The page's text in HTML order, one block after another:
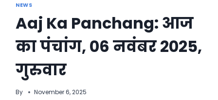
NEWS
Aaj Ka Panchang: आज
का पंचांग, 06 नवंबर 2025,
गुरुवार
By November 6, 2025